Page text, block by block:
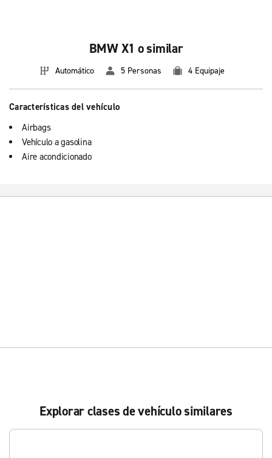
BMW X1 o similar
Automático 5 Personas 4 Equipaje
Características del vehículo
Airbags
Vehículo a gasolina
Aire acondicionado
Explorar clases de vehículo similares